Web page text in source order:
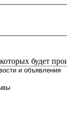
будет